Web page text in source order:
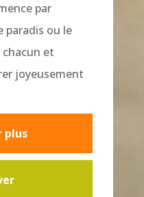
par
paradis ou le
et
joyeusement
plus